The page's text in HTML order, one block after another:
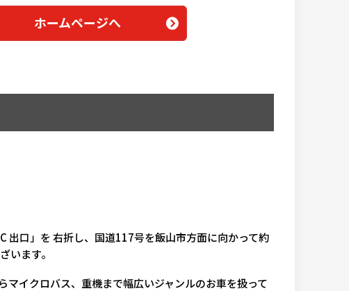
ホームページへ
出口」を 右折し、国道117号を飯山市方面に向かって約
います。
マイクロバス、重機まで幅広いジャンルのお車を扱って